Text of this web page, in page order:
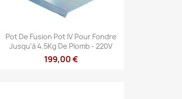
Aperçu rapide
Pot De Fusion Pot IV Pour Fondre
Jusqu'à 4.5Kg De Plomb - 220V
199,00 €